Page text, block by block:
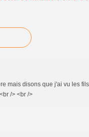
mais disons que j'ai vu les
/> <br />